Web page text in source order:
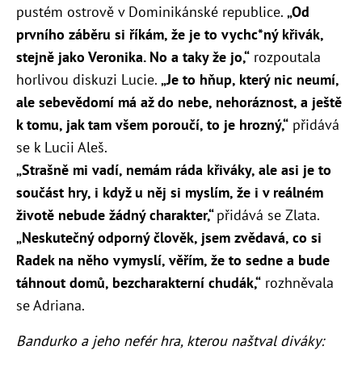
pustém ostrově v Dominikánské republice. „Od
prvního záběru si říkám, že je to vychc*ný křivák,
stejně jako Veronika. No a taky že jo,“ rozpoutala
horlivou diskuzi Lucie. „Je to hňup, který nic neumí,
ale sebevědomí má až do nebe, nehoráznost, a ještě
k tomu, jak tam všem poroučí, to je hrozný,“ přidává
se k Lucii Aleš.
„Strašně mi vadí, nemám ráda křiváky, ale asi je to
součást hry, i když u něj si myslím, že i v reálném
životě nebude žádný charakter,“přidává se Zlata.
„Neskutečný odporný člověk, jsem zvědavá, co si
Radek na něho vymyslí, věřím, že to sedne a bude
táhnout domů, bezcharakterní chudák,“ rozhněvala
se Adriana.
Bandurko a jeho nefér hra, kterou naštval diváky: